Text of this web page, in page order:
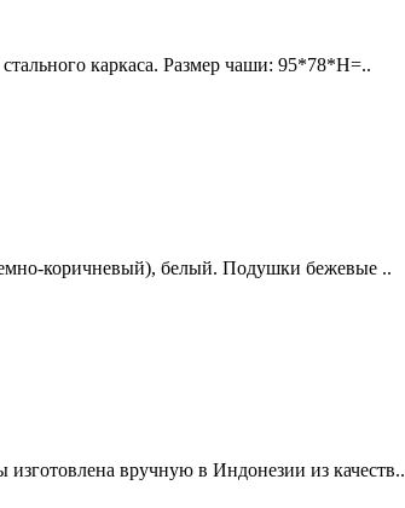
каркаса. Размер чаши: 95*78*Н=..
коричневый), белый. Подушки бежевые ..
вручную в Индонезии из качеств..